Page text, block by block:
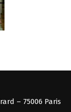
– 75006 Paris